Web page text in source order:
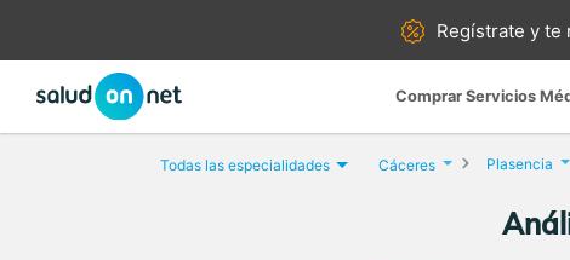
Regístrate yte
Comprar Servicios
Todas las especialidades Cáceres Plasencia